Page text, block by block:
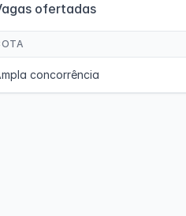
ofertadas
concorrência